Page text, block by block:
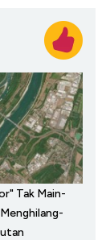
Tak Main-